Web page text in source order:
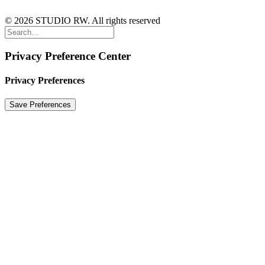
© 2026 STUDIO RW. All rights reserved
Privacy Preference Center
Privacy Preferences